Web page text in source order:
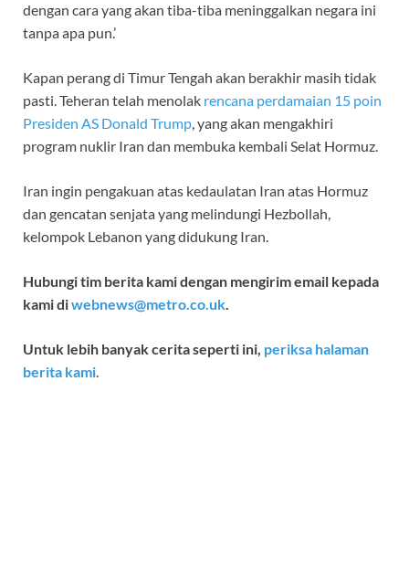
dengan cara yang akan tiba-tiba meninggalkan negara ini
tanpa apa pun.’
Kapan perang di Timur Tengah akan berakhir masih tidak
pasti. Teheran telah menolak rencana perdamaian 15 poin
Presiden AS Donald Trump, yang akan mengakhiri
program nuklir Iran dan membuka kembali Selat Hormuz.
Iran ingin pengakuan atas kedaulatan Iran atas Hormuz
dan gencatan senjata yang melindungi Hezbollah,
kelompok Lebanon yang didukung Iran.
Hubungi tim berita kami dengan mengirim email kepada
kami diwebnews@metro.co.uk.
Untuk lebih banyak cerita seperti ini, periksa halaman
berita kami.